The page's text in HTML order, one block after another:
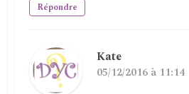
Répondre
Kate
05/12/2016 à 11:14